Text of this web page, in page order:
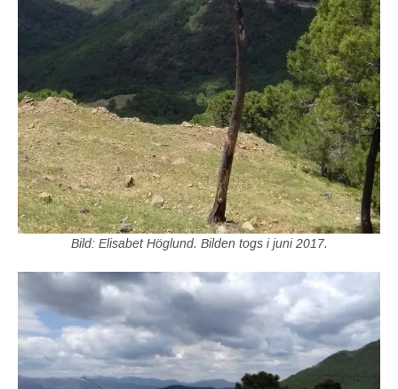
Bild: Elisabet Höglund. Bilden togs i juni 2017.